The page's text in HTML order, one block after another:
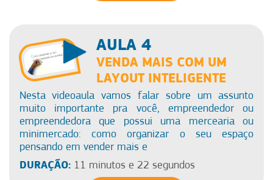
AULA 4
VENDA MAIS COM UM
LAYOUT INTELIGENTE
Nesta videoaula vamos falar sobre um assunto
muito importante pra você, empreendedor ou
empreendedora que possui uma mercearia ou
minimercado: como organizar o seu espaço
pensando em vender mais e
DURAÇÃO:11 minutos e 22 segundos